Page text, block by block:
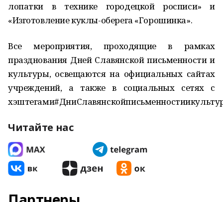
лопатки в технике городецкой росписи» и
«Изготовление куклы-оберега «Горошинка».
Все мероприятия, проходящие в рамках
празднования Дней Славянской письменности и
культуры, освещаются на официальных сайтах
учреждений, а также в социальных сетях с
Читайте нас